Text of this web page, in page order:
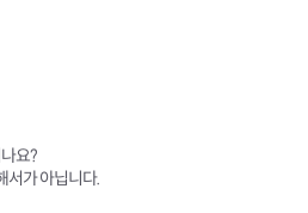
요?
서가 아닙니다.